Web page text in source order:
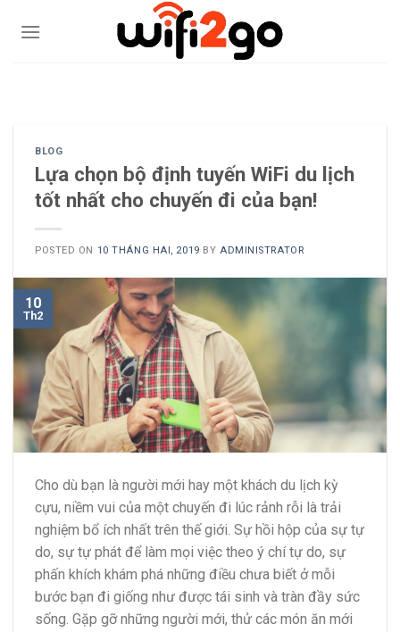
BLOG
Lựa chọn bộ định tuyến WiFi du lịch
tốt nhất cho chuyến đi của bạn!
POSTED ON 10 THÁNG HAI, 2019 BY ADMINISTRATOR
10
Th2
Cho dù bạn là người mới hay một khách du lịch kỳ
cựu, niềm vui của một chuyến đi lúc rảnh rỗi là trải
nghiệm bổ ích nhất trên thế giới. Sự hồi hộp của sự tự
do, sự tự phát để làm mọi việc theo ý chí tự do, sự
phấn khích khám phá những điều chưa biết ở mỗi
bước bạn đi giống như được tái sinh và tràn đầy sức
sống. Gặp gỡ những người mới, thử các món ăn mới